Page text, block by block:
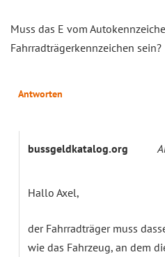
Muss das E vom
Fahrradträgerkennzeichen sein?
Antworten
bussgeldkatalog.org
Hallo Axel,
der Fahrradträger muss
wie das Fahrzeug, an dem